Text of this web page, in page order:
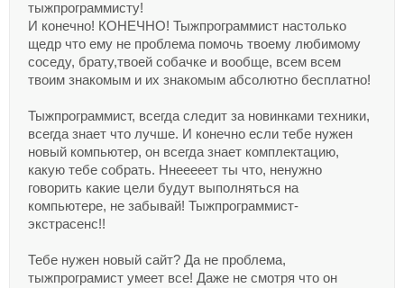
тыжпрограммисту!
И конечно! КОНЕЧНО! Тыжпрограммист настолько
щедр что ему не проблема помочь твоему любимому
соседу, брату,твоей собачке и вообще, всем всем
твоим знакомым и их знакомым абсолютно бесплатно!
Тыжпрограммист, всегда следит за новинками техники,
всегда знает что лучше. И конечно если тебе нужен
новый компьютер, он всегда знает комплектацию,
какую тебе собрать. Ннееееет ты что, ненужно
говорить какие цели будут выполняться на
компьютере, не забывай! Тыжпрограммист-
экстрасенс!!
Тебе нужен новый сайт? Да не проблема,
тыжпрограмист умеет все! Даже не смотря что он